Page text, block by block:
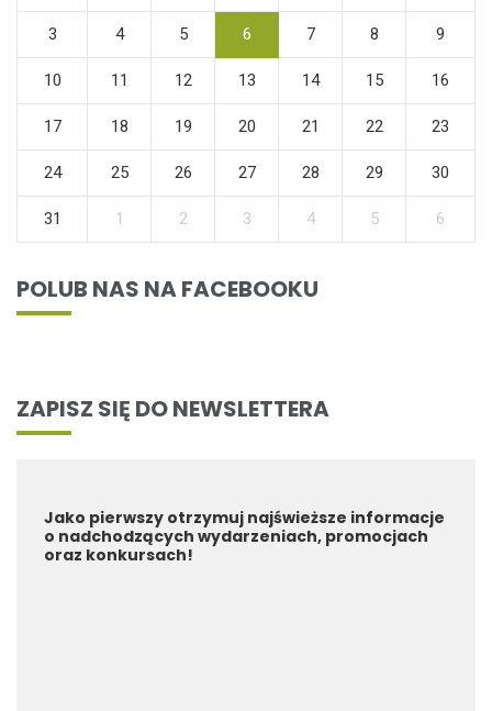
3 4 5 6 7 8 9
10 11 12 13 14 15 16
17 18 19 20 21 22 23
24 25 26 27 28 29 30
31 1 2 3 4 5 6
POLUB NAS NA FACEBOOKU
ZAPISZ SIĘ DO NEWSLETTERA
Jako pierwszy otrzymuj najświeższe informacje
o nadchodzących wydarzeniach, promocjach
oraz konkursach!